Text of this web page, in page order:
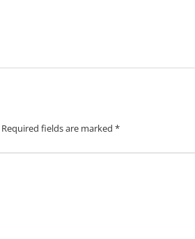
Required fields are marked *